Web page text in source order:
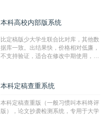
本科高校内部版系统
比定稿版少大学生联合比对库，其他数
据库一致。出结果快，价格相对低廉，
不支持验证，适合在修改中期使用，定
本科定稿查重系统
本科定稿查重版（一般习惯叫本科终评
版），论文抄袭检测系统，专用于大学